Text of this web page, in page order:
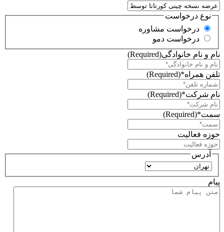
نوع درخواست
درخواست مشاوره
درخواست دمو
نام و نام خانوادگی(Required)
تلفن همراه*(Required)
نام شرکت*(Required)
سمت*(Required)
حوزه فعالیت
آدرس
استان
پیام